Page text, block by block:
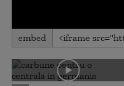
0
seconds
0
seconds
embed